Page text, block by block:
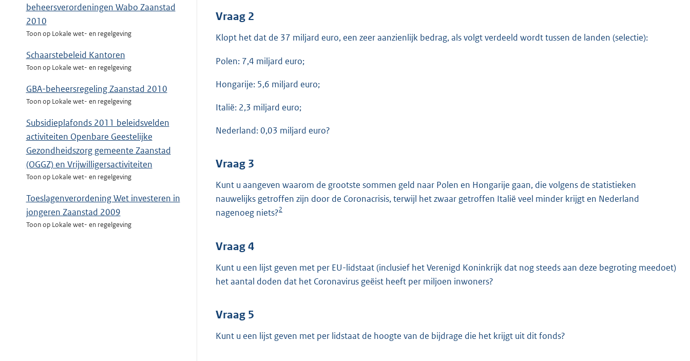
beheersverordeningen Wabo Zaanstad
2010
Toon op Lokale wet- en regelgeving
Schaarstebeleid Kantoren
Toon op Lokale wet- en regelgeving
GBA-beheersregeling Zaanstad 2010
Toon op Lokale wet- en regelgeving
Subsidieplafonds 2011 beleidsvelden
activiteiten Openbare Geestelijke
Gezondheidszorg gemeente Zaanstad
(OGGZ) en Vrijwilligersactiviteiten
Toon op Lokale wet- en regelgeving
Toeslagenverordening Wet investeren in
jongeren Zaanstad 2009
Toon op Lokale wet- en regelgeving
Vraag 2
Klopt het dat de 37 miljard euro, een zeer aanzienlijk bedrag, als volgt verdeeld wordt tussen de landen (selectie):
Polen: 7,4 miljard euro;
Hongarije: 5,6 miljard euro;
Italië: 2,3 miljard euro;
Nederland: 0,03 miljard euro?
Vraag 3
Kunt u aangeven waarom de grootste sommen geld naar Polen en Hongarije gaan, die volgens de statistieken
nauwelijks getroffen zijn door de Coronacrisis, terwijl het zwaar getroffen Italië veel minder krijgt en Nederland
nagenoeg niets?2
Vraag 4
Kunt u een lijst geven met per EU-lidstaat (inclusief het Verenigd Koninkrijk dat nog steeds aan deze begroting meedoet)
het aantal doden dat het Coronavirus geëist heeft per miljoen inwoners?
Vraag 5
Kunt u een lijst geven met per lidstaat de hoogte van de bijdrage die het krijgt uit dit fonds?